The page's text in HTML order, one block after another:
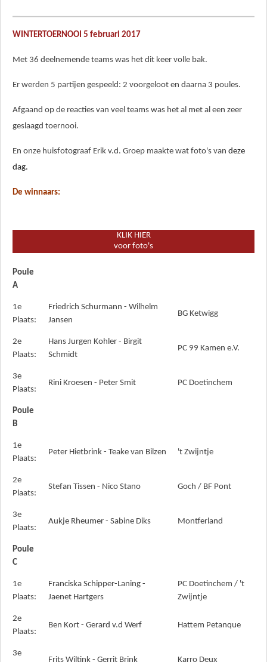
WINTERTOERNOOI 5 februari 2017
Met 36 deelnemende teams was het dit keer volle bak.
Er werden 5 partijen gespeeld: 2 voorgeloot en daarna 3 poules.
Afgaand op de reacties van veel teams was het al met al een zeer
geslaagd toernooi.
En onze huisfotograaf Erik v.d. Groep maakte wat foto's van deze
dag.
De winnaars:
KLIK HIER
voor foto's
Poule
A
1e
Plaats:
Friedrich Schurmann - Wilhelm
Jansen
BG Ketwigg
2e
Plaats:
Hans Jurgen Kohler - Birgit
Schmidt
PC 99 Kamen e.V.
3e
Plaats:
Rini Kroesen - Peter Smit PC Doetinchem
Poule
B
1e
Plaats:
Peter Hietbrink - Teake van Bilzen 't Zwijntje
2e
Plaats:
Stefan Tissen - Nico Stano Goch / BF Pont
3e
Plaats:
Aukje Rheumer - Sabine Diks Montferland
Poule
C
1e
Plaats:
Franciska Schipper-Laning -
Jaenet Hartgers
PC Doetinchem / 't
Zwijntje
2e
Plaats:
Ben Kort - Gerard v.d Werf Hattem Petanque
3e
Frits Wiltink - Gerrit Brink Karro Deux